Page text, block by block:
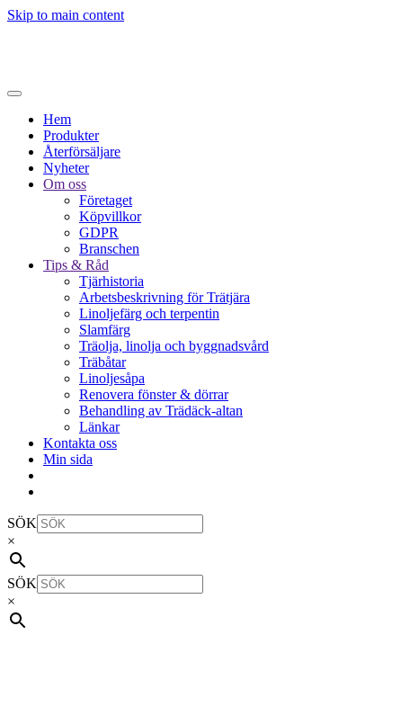
Skip to main content
Hem
Produkter
Återförsäljare
Nyheter
Om oss
Företaget
Köpvillkor
GDPR
Branschen
Tips & Råd
Tjärhistoria
Arbetsbeskrivning för Trätjära
Linoljefärg och terpentin
Slamfärg
Träolja, linolja och byggnadsvård
Träbåtar
Linoljesåpa
Renovera fönster & dörrar
Behandling av Trädäck-altan
Länkar
Kontakta oss
Min sida
SÖK
×
SÖK
×